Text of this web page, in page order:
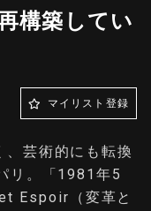
構築してい
マイリスト登録
、芸術的にも転換
リ。「1981年5
Espoir（変革と